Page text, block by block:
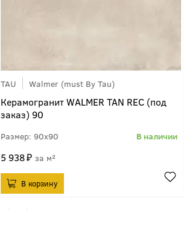
TAU Walmer (must By Tau)
Керамогранит WALMER TAN REC (под
заказ) 90
90x90
5 938 м²